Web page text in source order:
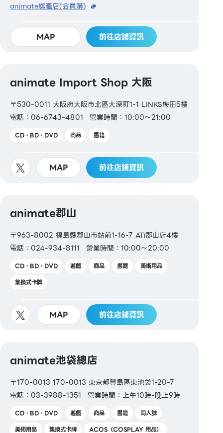
animate旗艦店(会員購)
MAP 前往店鋪資訊
animate Import Shop 大阪
〒530-0011 大阪府大阪市北區大深町1-1 LINKS梅田5樓
電話：06-6743-4801
營業時間：10:00～21:00
CD・BD・DVD 商品 書籍
MAP 前往店鋪資訊
animate郡山
〒963-8002 福島縣郡山市站前1-16-7 ATi郡山店4樓
電話：024-934-8111
營業時間：10:00～20:00
CD・BD・DVD 遊戲 商品 書籍
美術用品
集換式卡牌
MAP 前往店鋪資訊
animate池袋總店
〒170-0013 170-0013 東京都豐島區東池袋1-20-7
電話：03-3988-1351
營業時間：上午10時-晚上9時
CD・BD・DVD 遊戲 商品 書籍
同人誌
美術用品
集換式卡牌 ACOS（COSPLAY 用品）